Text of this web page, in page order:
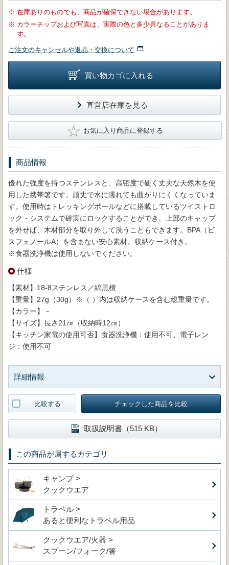
※ 在庫ありのものでも、商品が確保できない場合があります。
※ カラーチップおよび写真は、実際の色と多少異なることがありま
す。
ご注文のキャンセルや返品・交換について
買い物カゴに入れる
直営店在庫を見る
★ お気に入り商品に登録する
商品情報
優れた強度を持つステンレスと、高密度で硬く丈夫な天然木を使
用した携帯箸です。頑丈で水に濡れても曲がりにくくなっていま
す。使用時はトレッキングポールなどに搭載しているツイストロ
ック・システムで確実にロックすることができ、上部のキャップ
を外せば、木材部分を取り外して洗うこともできます。BPA（ビ
スフェノールA）を含まない安心素材。収納ケース付き。
※食器洗浄機は使用しないでください。
仕様
【素材】18-8ステンレス／縞黒檀
【重量】27g（30g）※（ ）内は収納ケースを含む総重量です。
【カラー】－
【サイズ】長さ21㎝（収納時12㎝）
【キッチン家電の使用可否】食器洗浄機：使用不可、電子レン
ジ：使用不可
詳細情報
比較する チェックした商品を比較
取扱説明書（515 KB）
この商品が属するカテゴリ
キャンプ >
クックウエア
トラベル >
あると便利なトラベル用品
クックウエア/火器 >
スプーン/フォーク/箸